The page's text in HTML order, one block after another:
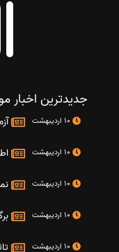
جدیدترین اخبار
برگزاری 90